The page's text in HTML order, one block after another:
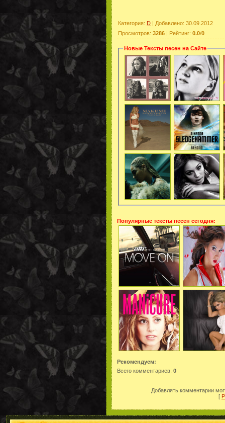
Категория: D Добавлено: 30.09.2012
Просмотров: 3286 Рейтинг: 0.0/0
Новые Тексты песен на Сайте
Популярные тексты песен сегодня:
Рекомендуем:
Всего комментариев: 0
Добавлять комментарии
[